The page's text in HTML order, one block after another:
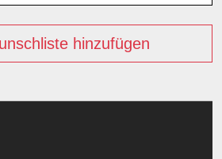
hinzufügen